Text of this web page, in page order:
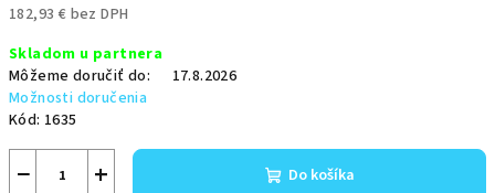
182,93 € bez DPH
cena:
Skladom u partnera
Môžeme doručiť do:
17.8.2026
Možnosti doručenia
Kód: 1635
+
− Do košíka